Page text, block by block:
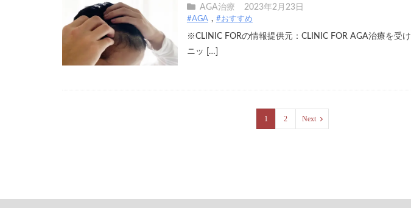
AGA治療 2023年2月23日
#AGA #おすすめ
※CLINIC FORの情報提供元：CLINIC FOR AGA治療を受
ニッ […]
1 2 Next